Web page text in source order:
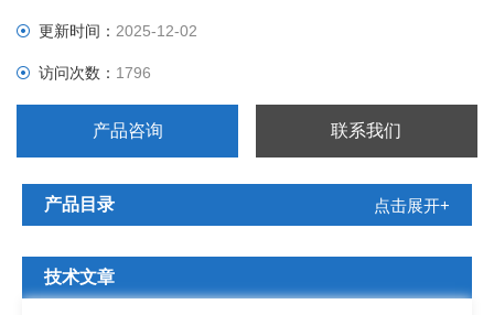
更新时间：2025-12-02
访问次数： 1796
产品咨询 联系我们
产品目录 点击展开+
技术文章